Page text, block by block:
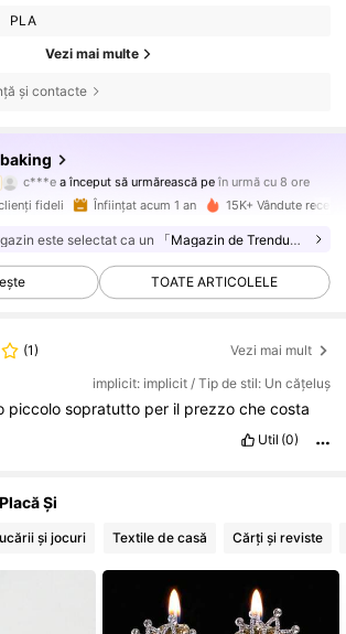
PLA
Vezi mai multe
și contacte
c***e a început să urmărească pe
C***inavighează
4,89
4.7K Urmăritori
4.7K Urmăritori
4,89
4.7K Urmăritori
4,89 4.7K Urmăritori
4.7K Urmăritori
fideli Înființat acum 1 an 15K+ Vândute recent
este selectat ca un 「Magazin de Trenduri」
TOATE ARTICOLELE
(1) Vezi mai mult
implicit: implicit / Tip de stil: Un cățeluș
piccolosopratutto per il prezzochecosta
Util (0)
Și
și jocuri Textile de casă Cărți și reviste